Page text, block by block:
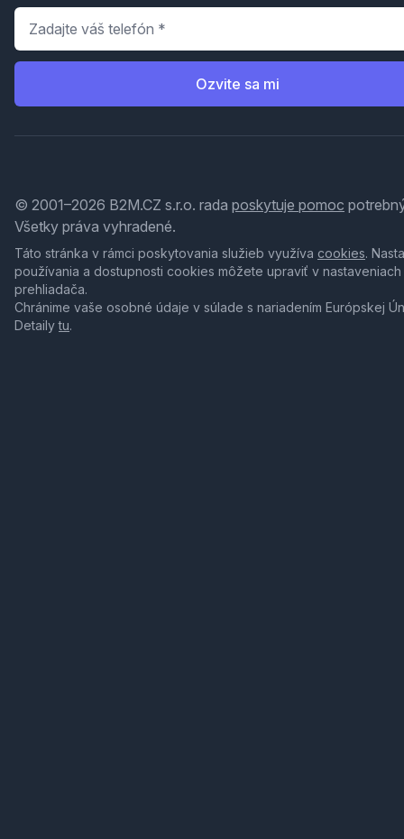
Telefón
Ozvite sa mi
© 2001–2026 B2M.CZ s.r.o. rada poskytuje pomoc
Všetky práva vyhradené.
Táto stránka v rámci poskytovania služieb využíva cookies.
používania a dostupnosti cookies môžete upraviť v nastaveniach
prehliadača.
Chránime vaše osobné údaje v súlade s nariadením Európskej
Detailytu.